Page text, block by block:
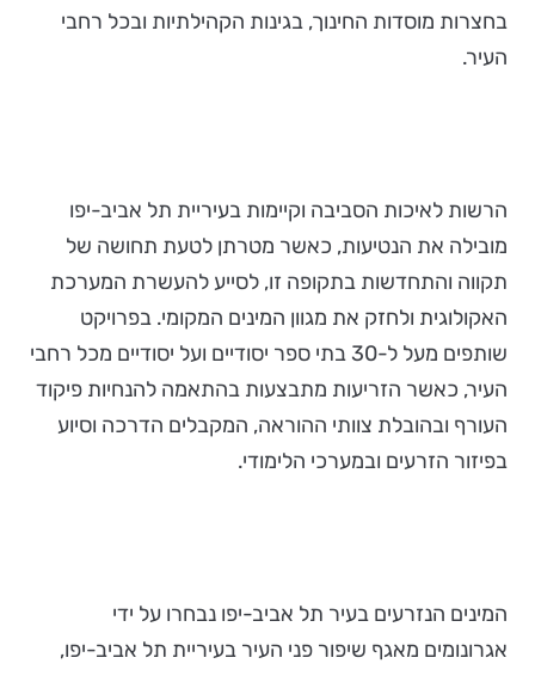
בחצרות מוסדות החינוך, בגינות הקהילתיות ובכל רחבי
העיר.
הרשות לאיכות הסביבה וקיימות בעיריית תל אביב-יפו
מובילה את הנטיעות, כאשר מטרתן לטעת תחושה של
תקווה והתחדשות בתקופה זו, לסייע להעשרת המערכת
האקולוגית ולחזק את מגוון המינים המקומי. בפרויקט
שותפים מעל ל-30 בתי ספר יסודיים ועל יסודיים מכל רחבי
העיר, כאשר הזריעות מתבצעות בהתאמה להנחיות פיקוד
העורף ובהובלת צוותי ההוראה, המקבלים הדרכה וסיוע
בפיזור הזרעים ובמערכי הלימודי.
המינים הנזרעים בעיר תל אביב-יפו נבחרו על ידי
אגרונומים מאגף שיפור פני העיר בעיריית תל אביב-יפו,